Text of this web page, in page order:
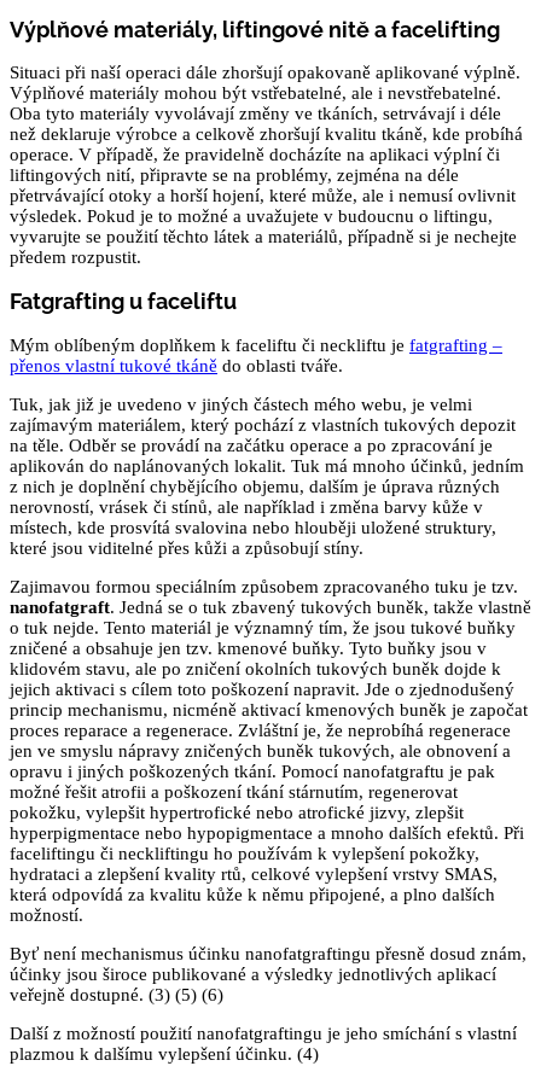
Výplňové materiály, liftingové nitě a facelifting
Situaci při naší operaci dále zhoršují opakovaně aplikované výplně.
Výplňové materiály mohou být vstřebatelné, ale i nevstřebatelné.
Oba tyto materiály vyvolávají změny ve tkáních, setrvávají i déle
než deklaruje výrobce a celkově zhoršují kvalitu tkáně, kde probíhá
operace. V případě, že pravidelně docházíte na aplikaci výplní či
liftingových nití, připravte se na problémy, zejména na déle
přetrvávající otoky a horší hojení, které může, ale i nemusí ovlivnit
výsledek. Pokud je to možné a uvažujete v budoucnu o liftingu,
vyvarujte se použití těchto látek a materiálů, případně si je nechejte
předem rozpustit.
Fatgrafting u faceliftu
Mým oblíbeným doplňkem k faceliftu či neckliftu je fatgrafting –
přenos vlastní tukové tkáně do oblasti tváře.
Tuk, jak již je uvedeno v jiných částech mého webu, je velmi
zajímavým materiálem, který pochází z vlastních tukových depozit
na těle. Odběr se provádí na začátku operace a po zpracování je
aplikován do naplánovaných lokalit. Tuk má mnoho účinků, jedním
z nich je doplnění chybějícího objemu, dalším je úprava různých
nerovností, vrásek či stínů, ale například i změna barvy kůže v
místech, kde prosvítá svalovina nebo hlouběji uložené struktury,
které jsou viditelné přes kůži a způsobují stíny.
Zajimavou formou speciálním způsobem zpracovaného tuku je tzv.
nanofatgraft. Jedná se o tuk zbavený tukových buněk, takže vlastně
o tuk nejde. Tento materiál je významný tím, že jsou tukové buňky
zničené a obsahuje jen tzv. kmenové buňky. Tyto buňky jsou v
klidovém stavu, ale po zničení okolních tukových buněk dojde k
jejich aktivaci s cílem toto poškození napravit. Jde o zjednodušený
princip mechanismu, nicméně aktivací kmenových buněk je započat
proces reparace a regenerace. Zvláštní je, že neprobíhá regenerace
jen ve smyslu nápravy zničených buněk tukových, ale obnovení a
opravu i jiných poškozených tkání. Pomocí nanofatgraftu je pak
možné řešit atrofii a poškození tkání stárnutím, regenerovat
pokožku, vylepšit hypertrofické nebo atrofické jizvy, zlepšit
hyperpigmentace nebo hypopigmentace a mnoho dalších efektů. Při
faceliftingu či neckliftingu ho používám k vylepšení pokožky,
hydrataci a zlepšení kvality rtů, celkové vylepšení vrstvy SMAS,
která odpovídá za kvalitu kůže k němu připojené, a plno dalších
možností.
Byť není mechanismus účinku nanofatgraftingu přesně dosud znám,
účinky jsou široce publikované a výsledky jednotlivých aplikací
veřejně dostupné. (3) (5) (6)
Další z možností použití nanofatgraftingu je jeho smíchání s vlastní
plazmou k dalšímu vylepšení účinku. (4)